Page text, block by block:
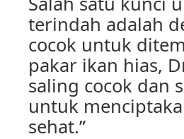
terindah adalah
cocok untuk
pakar ikan hias,
saling cocok dan
untuk
sehat.”